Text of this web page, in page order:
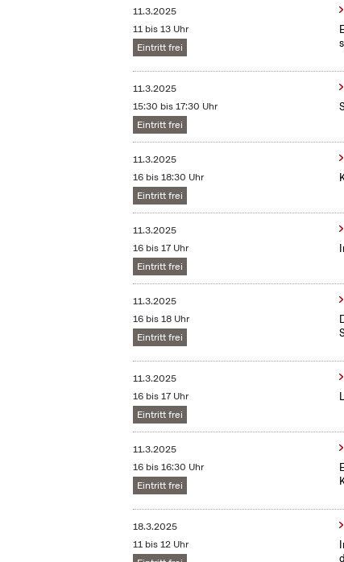
11.3.2025
11 bis 13 Uhr
Eintritt frei
11.3.2025
15:30 bis 17:30 Uhr
Eintritt frei
11.3.2025
16 bis 18:30 Uhr
Eintritt frei
11.3.2025
16 bis 17 Uhr
Eintritt frei
11.3.2025
16 bis 18 Uhr
Eintritt frei
11.3.2025
16 bis 17 Uhr
Eintritt frei
11.3.2025
16 bis 16:30 Uhr
Eintritt frei
18.3.2025
11 bis 12 Uhr